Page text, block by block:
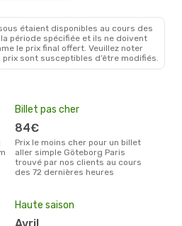
étaient disponibles au cours des
période spécifiée et ils ne doivent
le prix final offert. Veuillez noter
sont susceptibles d’être modifiés.
Billet pas cher
84€
Prix le moins cher pour un billet
aller simple Göteborg Paris
trouvé par nos clients au cours
des 72 dernières heures
Haute saison